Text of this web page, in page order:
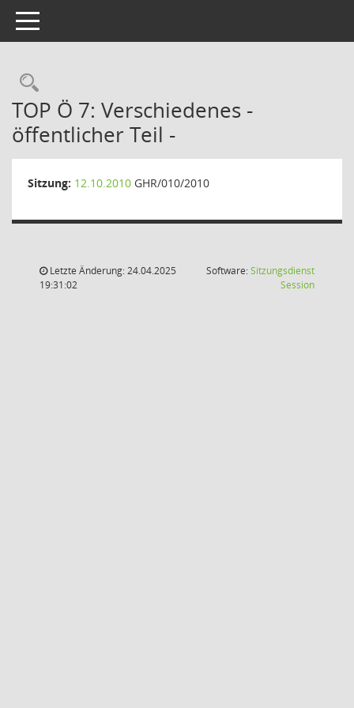
Toggle navigation
Rechercheauswahl
TOP Ö 7: Verschiedenes -
öffentlicher Teil -
Sitzung: 12.10.2010 GHR/010/2010
Letzte Änderung: 24.04.2025
19:31:02
Software:Sitzungsdienst
Session(Wird in